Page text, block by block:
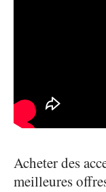
Acheter des
meilleures